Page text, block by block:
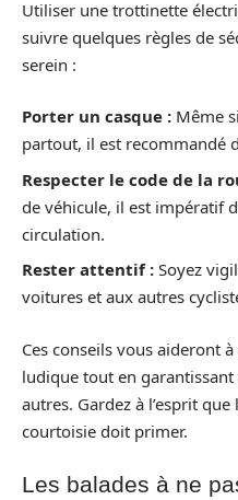
Utiliser une trottinette
suivre quelques règles de
serein :
Porter un casque : Même
partout, il est recommandé
Respecter le code de la
de véhicule, il est impératif
circulation.
Rester attentif : Soyez
voitures et aux autres
Ces conseils vous aideront
ludique tout en
autres. Gardez à l’esprit
courtoisie doit primer.
Les balades à ne